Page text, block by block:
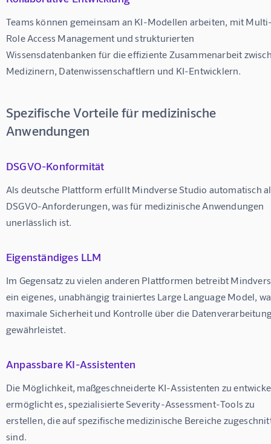
Teams können gemeinsam an KI-Modellen arbeiten, mit
Role Access Management und strukturierten
Wissensdatenbanken für die effiziente Zusammenarbeit
Medizinern, Datenwissenschaftlern und KI-Entwicklern.
Spezifische Vorteile für medizinische
Anwendungen
DSGVO-Konformität
Als deutsche Plattform erfüllt Mindverse Studio automatisch
DSGVO-Anforderungen, was für medizinische Anwendungen
unerlässlich ist.
Eigenständiges LLM
Im Gegensatz zu vielen anderen Plattformen betreibt
ein eigenes, unabhängig trainiertes Large Language Model,
maximale Sicherheit und Kontrolle über die
gewährleistet.
Anpassbare KI-Assistenten
Die Möglichkeit, maßgeschneiderte KI-Assistenten zu
ermöglicht es, spezialisierte Severity-Assessment-Tools zu
erstellen, die auf spezifische medizinische Bereiche
sind.